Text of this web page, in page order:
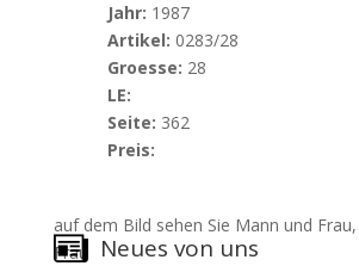
Jahr: 1987
Artikel: 0283/28
Groesse: 28
LE:
Seite: 362
Preis:
auf dem Bild sehen Sie Mann und
Frau
Neues von uns